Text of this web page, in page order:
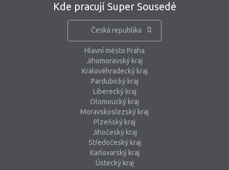
Kde pracují Super Sousedé
Česká republika
Hlavní město Praha
Jihomoravský kraj
Královéhradecký kraj
Pardubický kraj
Liberecký kraj
Olomoucký kraj
Moravskoslezský kraj
Plzeňský kraj
Jihočeský kraj
Středočeský kraj
Karlovarský kraj
Ústecký kraj